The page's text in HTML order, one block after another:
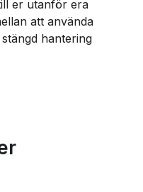
er utanför era
att använda
hantering